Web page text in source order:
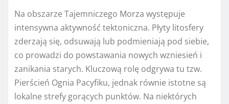
Na obszarze Tajemniczego Morza występuje
intensywna aktywność tektoniczna. Płyty litosfery
zderzają się, odsuwają lub podmieniają pod siebie,
co prowadzi do powstawania nowych wzniesień i
zanikania starych. Kluczową rolę odgrywa tu tzw.
Pierścień Ognia Pacyfiku, jednak równie istotne są
lokalne strefy gorących punktów. Na niektórych